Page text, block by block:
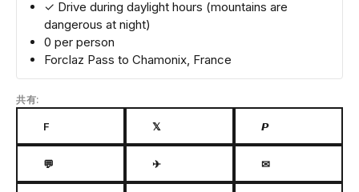
✓ Drive during daylight hours (mountains are
dangerous at night)
0 per person
Forclaz Pass to Chamonix, France
共有:
F 𝕏 𝙋
💬 ✈ ✉